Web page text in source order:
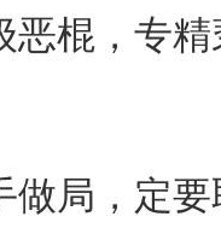
棍，专精
局，定要